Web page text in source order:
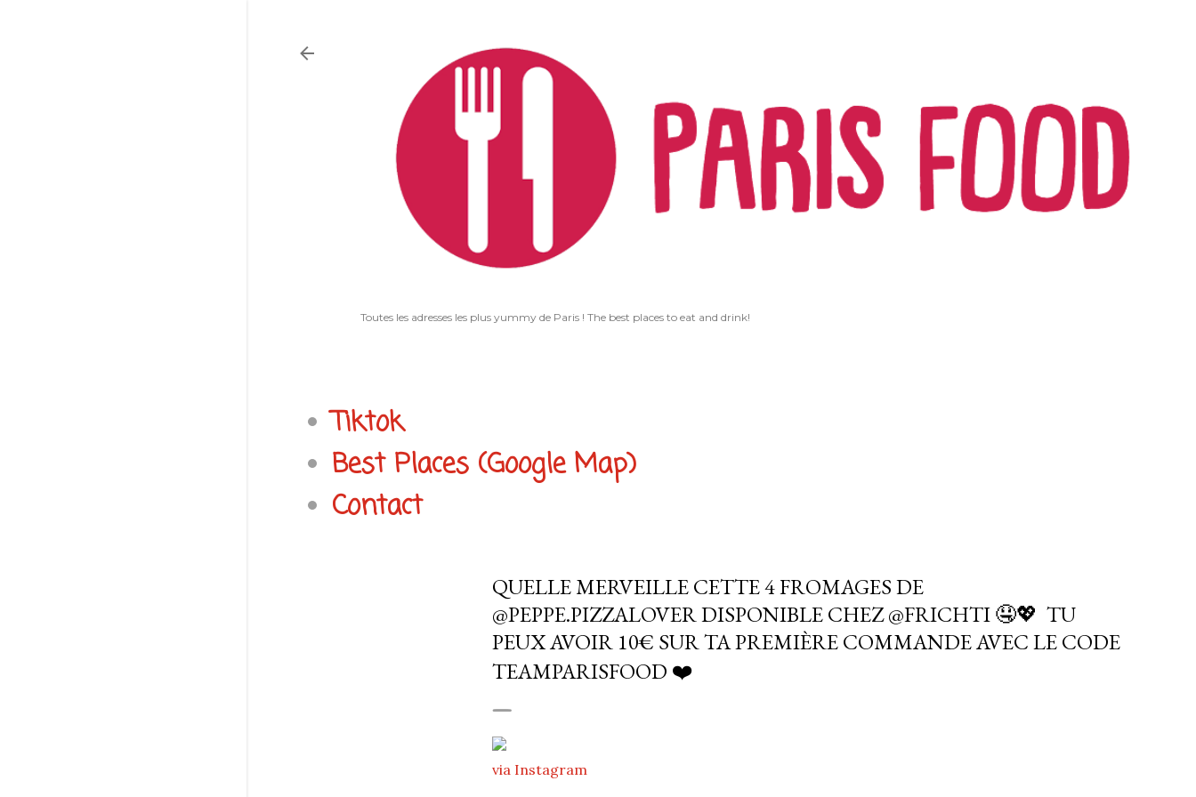
Toutes les adresses les plus yummy de Paris ! The best places to eat and drink!
Tiktok
Best Places (Google Map)
Contact
QUELLE MERVEILLE CETTE 4 FROMAGES DE
@PEPPE.PIZZALOVER DISPONIBLE CHEZ @FRICHTI ⁠🤤💖⁠ ⁠ TU
PEUX AVOIR 10€ SUR TA PREMIÈRE COMMANDE AVEC LE CODE
TEAMPARISFOOD ❤️
via Instagram